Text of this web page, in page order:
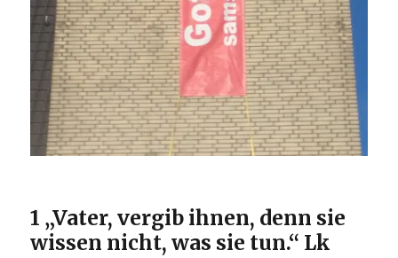
1 „Vater, vergib ihnen, denn sie
wissen nicht, was sie tun.“ Lk